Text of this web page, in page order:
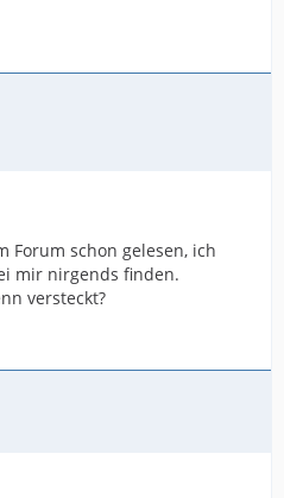
Forum schon gelesen, ich
mir nirgends finden.
versteckt?